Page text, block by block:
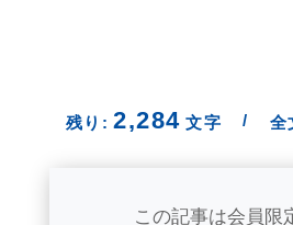
残り: 2,284 文字 / 全
この記事は会員限